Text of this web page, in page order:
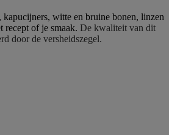
witte en bruine bonen, linzen
recept of je smaak. De kwaliteit van dit
door de versheidszegel.